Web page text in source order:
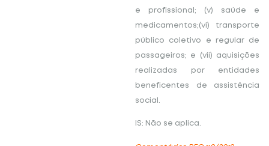
e profissional; (v) saúde e
medicamentos;(vi) transporte
público coletivo e regular de
passageiros; e (vii) aquisições
realizadas por entidades
beneficentes de assistência
social.
IS: Não se aplica.